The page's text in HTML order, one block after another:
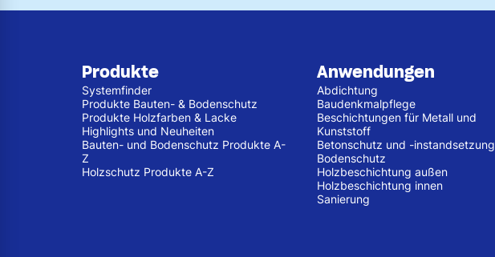
Produkte
Systemfinder
Produkte Bauten- & Bodenschutz
Produkte Holzfarben & Lacke
Highlights und Neuheiten
Bauten- und Bodenschutz Produkte A-
Z
Holzschutz Produkte A-Z
Anwendungen
Abdichtung
Baudenkmalpflege
Beschichtungen für Metall und
Kunststoff
Betonschutz und -instandsetzung
Bodenschutz
Holzbeschichtung außen
Holzbeschichtung innen
Sanierung